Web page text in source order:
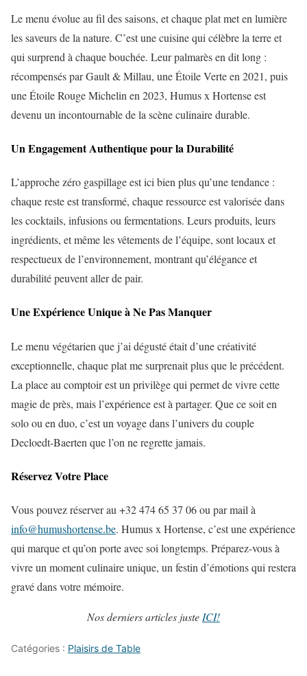
Le menu évolue au fil des saisons, et chaque plat met en lumière
les saveurs de la nature. C’est une cuisine qui célèbre la terre et
qui surprend à chaque bouchée. Leur palmarès en dit long :
récompensés par Gault & Millau, une Étoile Verte en 2021, puis
une Étoile Rouge Michelin en 2023, Humus x Hortense est
devenu un incontournable de la scène culinaire durable.
Un Engagement Authentique pour la Durabilité
L’approche zéro gaspillage est ici bien plus qu’une tendance :
chaque reste est transformé, chaque ressource est valorisée dans
les cocktails, infusions ou fermentations. Leurs produits, leurs
ingrédients, et même les vêtements de l’équipe, sont locaux et
respectueux de l’environnement, montrant qu’élégance et
durabilité peuvent aller de pair.
Une Expérience Unique à Ne Pas Manquer
Le menu végétarien que j’ai dégusté était d’une créativité
exceptionnelle, chaque plat me surprenait plus que le précédent.
La place au comptoir est un privilège qui permet de vivre cette
magie de près, mais l’expérience est à partager. Que ce soit en
solo ou en duo, c’est un voyage dans l’univers du couple
Decloedt-Baerten que l’on ne regrette jamais.
Réservez Votre Place
Vous pouvez réserver au +32 474 65 37 06 ou par mail à
info@humushortense.be. Humus x Hortense, c’est une expérience
qui marque et qu’on porte avec soi longtemps. Préparez-vous à
vivre un moment culinaire unique, un festin d’émotions qui restera
gravé dans votre mémoire.
Nos derniers articles justeICI!
Catégories : Plaisirs de Table